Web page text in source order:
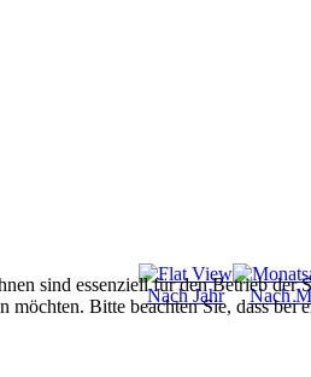
Nach Jahr Nach
sind essenziell für den Betrieb
möchten. Bitte beachten Sie, dass